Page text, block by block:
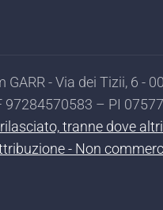
GARR - Via dei Tizii, 6 -
97284570583 – PI
tranne dove
- Non